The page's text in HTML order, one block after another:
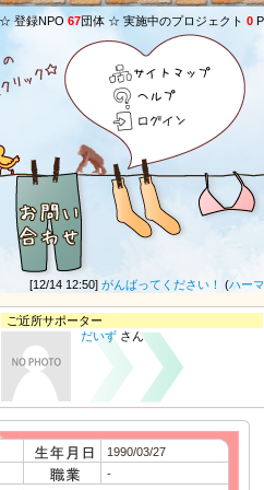
登録NPO 67団体 ☆ 実施中のプロジェクト 0
サイトマップ
ヘルプ
ログイン
[12/14 12:50]がんばってください！(ハーマ
ご近所サポーター
だいず さん
1990/03/27
-